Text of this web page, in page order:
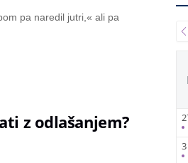
pa naredil jutri,« ali pa
z odlašanjem?
3